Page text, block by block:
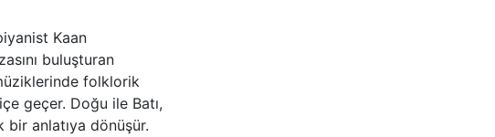
Kaan
buluşturan
folklorik
geçer. Doğu ile Batı,
bir anlatıya dönüşür.